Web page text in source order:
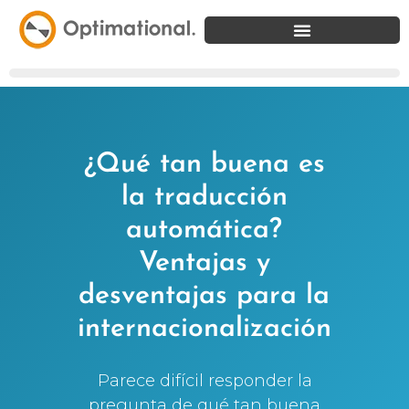
¿Qué tan buena es
la traducción
automática?
Ventajas y
desventajas para la
internacionalización
Parece difícil responder la